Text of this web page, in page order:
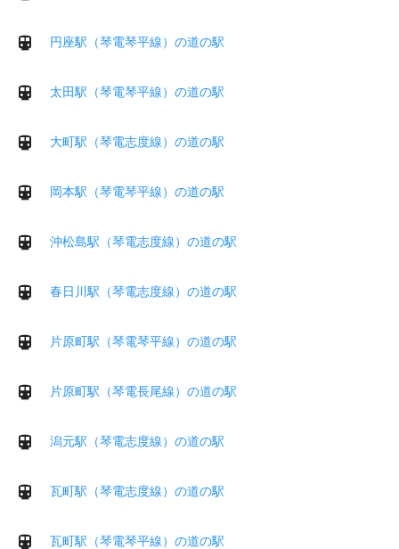
円座駅（琴電琴平線）の道の駅
太田駅（琴電琴平線）の道の駅
大町駅（琴電志度線）の道の駅
岡本駅（琴電琴平線）の道の駅
沖松島駅（琴電志度線）の道の駅
春日川駅（琴電志度線）の道の駅
片原町駅（琴電琴平線）の道の駅
片原町駅（琴電長尾線）の道の駅
潟元駅（琴電志度線）の道の駅
瓦町駅（琴電志度線）の道の駅
瓦町駅（琴電琴平線）の道の駅